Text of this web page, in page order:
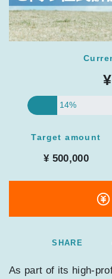
14%
Target amount
¥ 500,000
SHARE
As part of its high-